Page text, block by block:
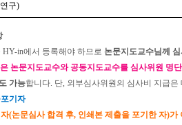
구)
in에서 등록해야 하므로 논문지도교수님께
논문지도교수와 공동지도교수를 심사위원 명
가능합니다. 단, 외부심사위원의 심사비 지급
기자
(논문심사 합격 후, 인쇄본 제출을 포기한 자)